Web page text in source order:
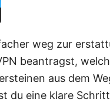
weg zur
beantragst,
aus dem
du eine klare